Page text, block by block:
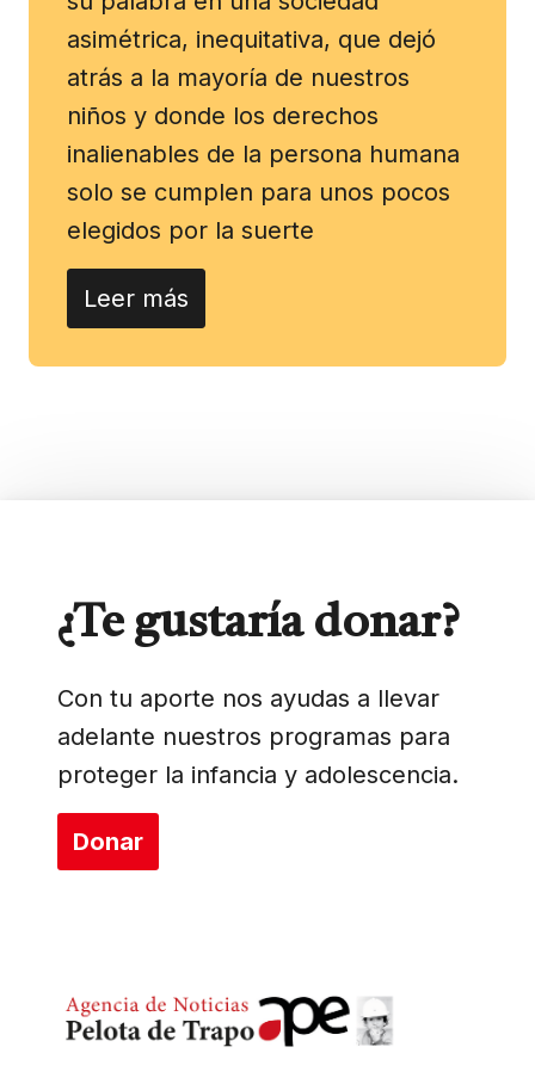
asimétrica, inequitativa, que dejó
atrás a la mayoría de nuestros
niños y donde los derechos
inalienables de la persona humana
solo se cumplen para unos pocos
elegidos por la suerte
Leer más
¿Te gustaría donar?
Con tu aporte nos ayudas a llevar
adelante nuestros programas para
proteger la infancia y adolescencia.
Donar